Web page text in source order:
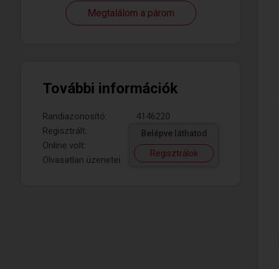
Megtalálom a párom
További információk
Randiazonosító:
4146220
Regisztrált:
Online volt:
Olvasatlan üzenetei:
Belépve láthatod
Regisztrálok